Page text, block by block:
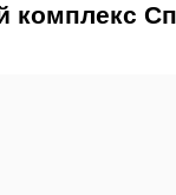
комплекс